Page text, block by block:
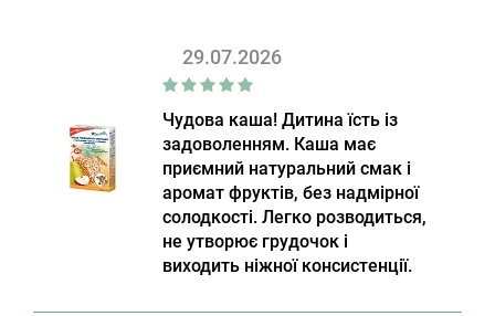
29.07.2026
Чудова каша! Дитина їсть із
задоволенням. Каша має
приємний натуральний смак і
аромат фруктів, без надмірної
солодкості. Легко розводиться,
не утворює грудочок і
виходить ніжної консистенції.